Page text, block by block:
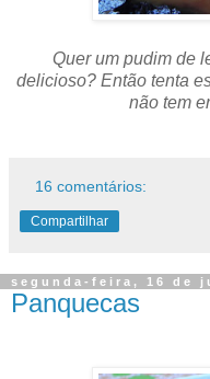
Quer um pudim de
delicioso? Então tenta
não tem
16 comentários:
Compartilhar
segunda-feira, 16 de
Panquecas